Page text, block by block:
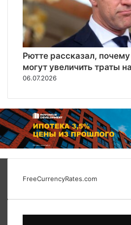
Рютте рассказал,
могут увеличить траты
06.07.2026
FreeCurrencyRates.com